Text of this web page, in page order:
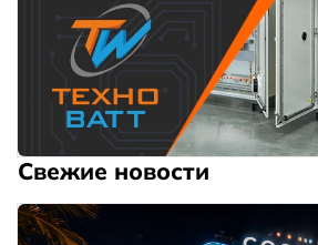
Свежие новости